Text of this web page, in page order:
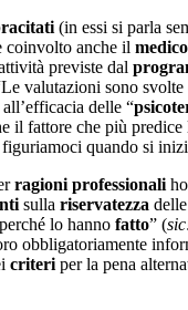
(in essi si parla
coinvolto anche il medico
previste dal
valutazioni sono svolte
delle “
il fattore che più predice
figuriamoci quando si
ragioni professionali
sulla riservatezza delle
lo hanno fatto” (
obbligatoriamente
criteri per la pena